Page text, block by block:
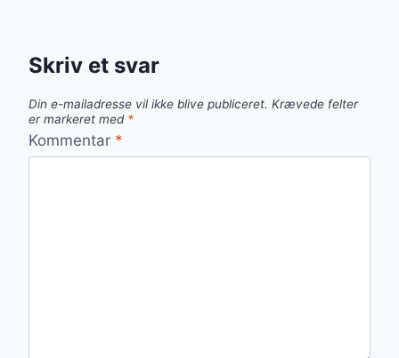
Skriv et svar
Din e-mailadresse vil ikke blive publiceret. Krævede felter
er markeret med *
Kommentar *